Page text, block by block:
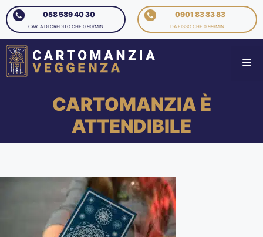
058 589 40 30
CARTA DI CREDITO CHF 0.90/MIN
0901 83 83 83
DA FISSO CHF 0.99/MIN
CARTOMANZIA È
ATTENDIBILE